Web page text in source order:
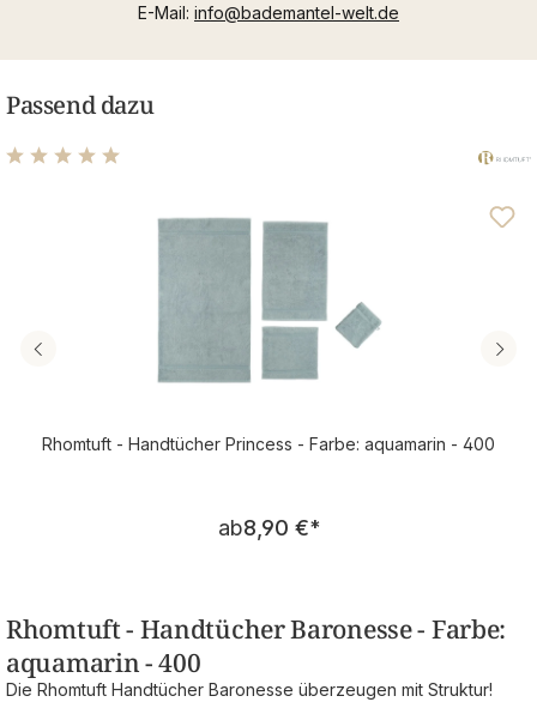
E-Mail: info@bademantel-welt.de
Passend dazu
Rhomtuft - Handtücher Princess - Farbe: aquamarin - 400
Regulärer Preis:
ab8,90 €*
Rhomtuft - Handtücher Baronesse - Farbe:
aquamarin - 400
Die Rhomtuft Handtücher Baronesse überzeugen mit Struktur!